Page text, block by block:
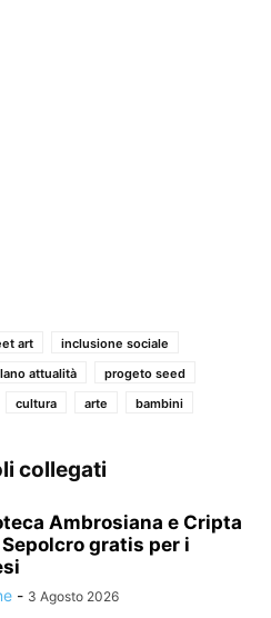
art
inclusione sociale
attualità
progeto seed
cultura arte bambini
collegati
Ambrosiana e Cripta
gratis per i
- 3 Agosto 2026